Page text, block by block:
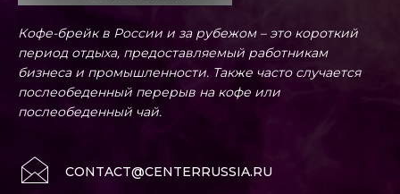
Кофе-брейк в России и за рубежом – это короткий
период отдыха, предоставляемый работникам
бизнеса и промышленности. Также часто случается
послеобеденный перерыв на кофе или
послеобеденный чай.
CONTACT@CENTERRUSSIA.RU